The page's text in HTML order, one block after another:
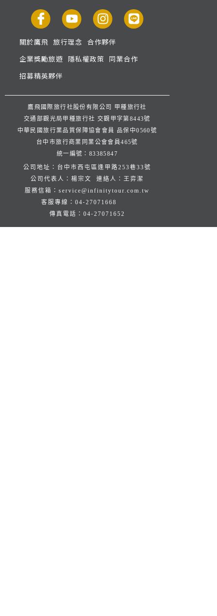
關於鷹飛 旅行理念 合作夥伴
企業獎勵旅遊 隱私權政策 同業合作
招募精英夥伴
鷹飛國際旅行社股份有限公司 甲種旅行社
交通部觀光局甲種旅行社 交觀甲字第8443號
中華民國旅行業品質保障協會會員 品保中0560號
台中市旅行商業同業公會會員465號
統一編號：83385847
公司地址：台中市西屯區逢甲路253巷33號
公司代表人：楊宗文 連絡人：王弈潔
服務信箱： service@infinitytour.com.tw
客服專線： 04-27071668
傳真電話： 04-27071652